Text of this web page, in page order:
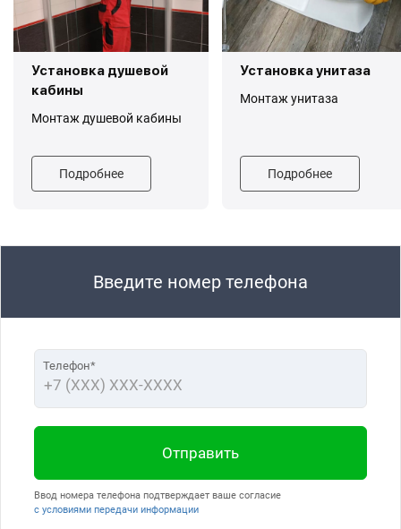
Установка душевой
кабины
Монтаж душевой кабины
Подробнее
Установка унитаза
Монтаж унитаза
Подробнее
Введите номер телефона
Телефон*
Ввод номера телефона подтверждает ваше согласие
с условиями передачи информации
Отправить